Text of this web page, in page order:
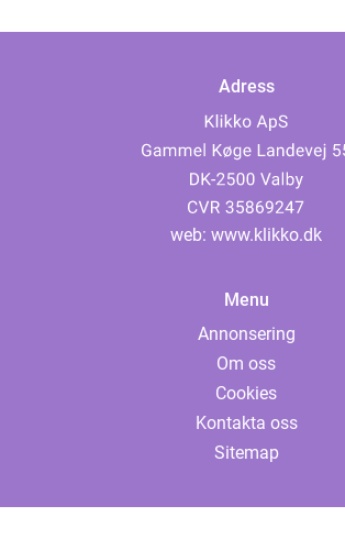
Adress
web: www.klikko.dk
Menu
Annonsering
Om oss
Cookies
Kontakta oss
Sitemap